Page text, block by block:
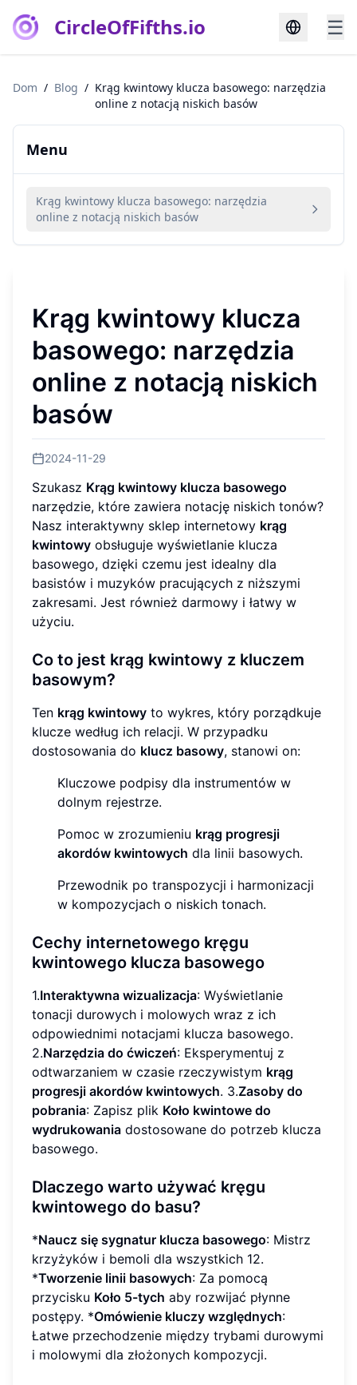
CircleOfFifths.io ☰
Dom / Blog / Krąg kwintowy klucza basowego: narzędzia
online z notacją niskich basów
Menu
Krąg kwintowy klucza basowego: narzędzia
online z notacją niskich basów
Krąg kwintowy klucza
basowego: narzędzia
online z notacją niskich
basów
2024-11-29
Szukasz Krąg kwintowy klucza basowego
narzędzie, które zawiera notację niskich tonów?
Nasz interaktywny sklep internetowy krąg
kwintowy obsługuje wyświetlanie klucza
basowego, dzięki czemu jest idealny dla
basistów i muzyków pracujących z niższymi
zakresami. Jest również darmowy i łatwy w
użyciu.
Co to jest krąg kwintowy z kluczem
basowym?
Ten krąg kwintowy to wykres, który porządkuje
klucze według ich relacji. W przypadku
dostosowania do klucz basowy, stanowi on:
Kluczowe podpisy dla instrumentów w
dolnym rejestrze.
Pomoc w zrozumieniu krąg progresji
akordów kwintowych dla linii basowych.
Przewodnik po transpozycji i harmonizacji
w kompozycjach o niskich tonach.
Cechy internetowego kręgu
kwintowego klucza basowego
1.Interaktywna wizualizacja: Wyświetlanie
tonacji durowych i molowych wraz z ich
odpowiednimi notacjami klucza basowego.
2.Narzędzia do ćwiczeń: Eksperymentuj z
odtwarzaniem w czasie rzeczywistym krąg
progresji akordów kwintowych. 3.Zasoby do
pobrania: Zapisz plik Koło kwintowe do
wydrukowania dostosowane do potrzeb klucza
basowego.
Dlaczego warto używać kręgu
kwintowego do basu?
*Naucz się sygnatur klucza basowego: Mistrz
krzyżyków i bemoli dla wszystkich 12.
*Tworzenie linii basowych: Za pomocą
przycisku Koło 5-tych aby rozwijać płynne
postępy. *Omówienie kluczy względnych:
Łatwe przechodzenie między trybami durowymi
i molowymi dla złożonych kompozycji.